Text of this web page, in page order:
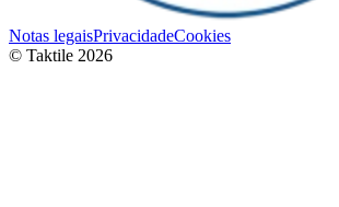
Notas legaisPrivacidadeCookies
© Taktile 2026